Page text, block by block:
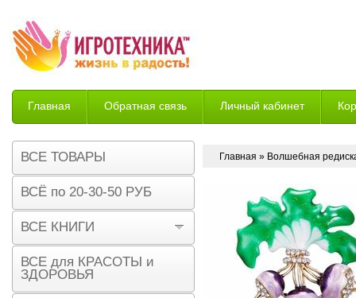
Главная Обратная связь Личный кабинет
Возврат
Главная » Волшебная
ВСЕ ТОВАРЫ
ВСЁ по 20-30-50 РУБ
ВСЕ КНИГИ
ВСЕ для КРАСОТЫ и
ЗДОРОВЬЯ